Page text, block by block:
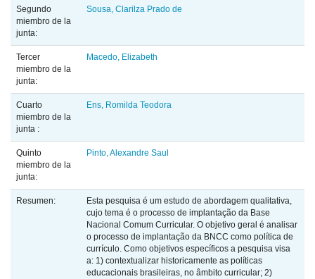
Segundo
miembro de la
junta:
Sousa, Clarilza Prado de
Tercer
miembro de la
junta:
Macedo, Elizabeth
Cuarto
miembro de la
junta :
Ens, Romilda Teodora
Quinto
miembro de la
junta:
Pinto, Alexandre Saul
Resumen:
Esta pesquisa é um estudo de abordagem qualitativa,
cujo tema é o processo de implantação da Base
Nacional Comum Curricular. O objetivo geral é analisar
o processo de implantação da BNCC como política de
currículo. Como objetivos específicos a pesquisa visa
a: 1) contextualizar historicamente as políticas
educacionais brasileiras, no âmbito curricular; 2)